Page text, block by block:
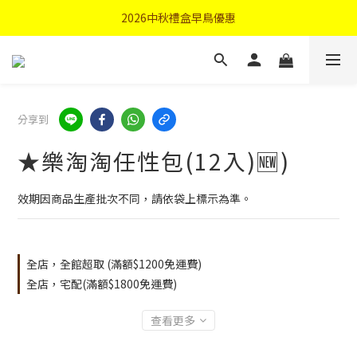
首購優惠輸入"N50"現折50元
2026中秋禮盒早鳥優惠
首購優惠輸入"N50"現折50元
分享到
★樂淘淘任性包(12入)🆕)
效期因商品生產批次不同，請依袋上標示為準。
全店，全館超取 (滿額$1200免運費)
全店，宅配(滿額$1800免運費)
查看更多